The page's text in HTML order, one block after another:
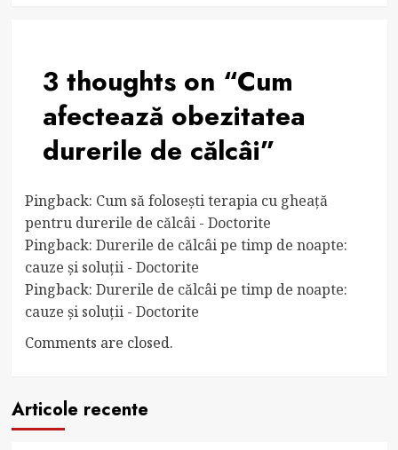
3 thoughts on “Cum
afectează obezitatea
durerile de călcâi”
Pingback: Cum să folosești terapia cu gheață
pentru durerile de călcâi - Doctorite
Pingback: Durerile de călcâi pe timp de noapte:
cauze și soluții - Doctorite
Pingback: Durerile de călcâi pe timp de noapte:
cauze și soluții - Doctorite
Comments are closed.
Articole recente